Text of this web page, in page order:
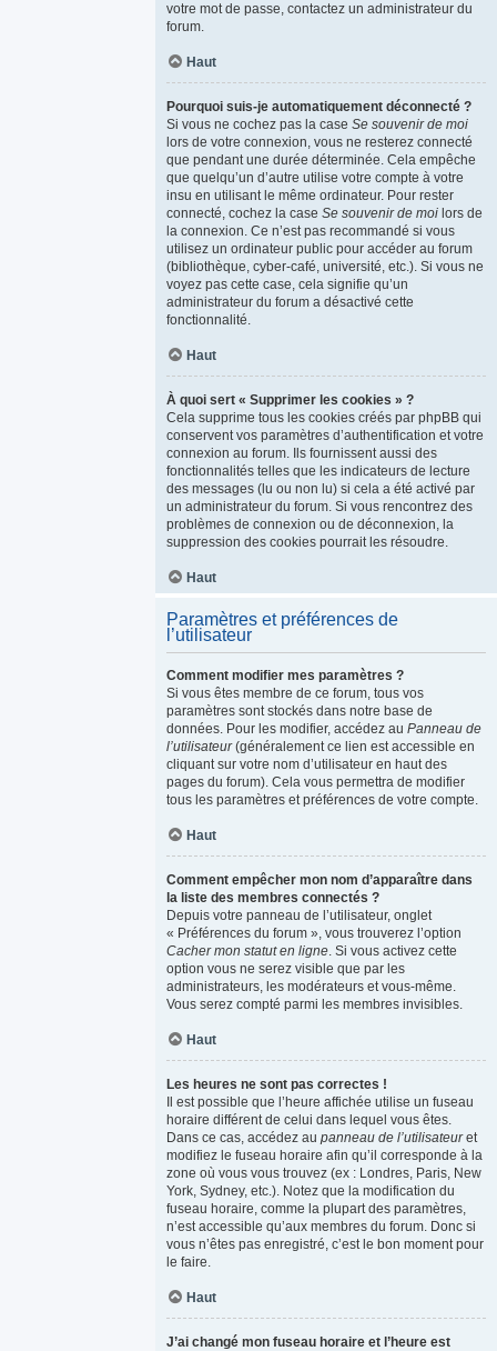
votre mot de passe, contactez un administrateur du
forum.
Haut
Pourquoi suis-je automatiquement déconnecté ?
Si vous ne cochez pas la case Se souvenir de moi
lors de votre connexion, vous ne resterez connecté
que pendant une durée déterminée. Cela empêche
que quelqu’un d’autre utilise votre compte à votre
insu en utilisant le même ordinateur. Pour rester
connecté, cochez la case Se souvenir de moi lors de
la connexion. Ce n’est pas recommandé si vous
utilisez un ordinateur public pour accéder au forum
(bibliothèque, cyber-café, université, etc.). Si vous ne
voyez pas cette case, cela signifie qu’un
administrateur du forum a désactivé cette
fonctionnalité.
Haut
À quoi sert « Supprimer les cookies » ?
Cela supprime tous les cookies créés par phpBB qui
conservent vos paramètres d’authentification et votre
connexion au forum. Ils fournissent aussi des
fonctionnalités telles que les indicateurs de lecture
des messages (lu ou non lu) si cela a été activé par
un administrateur du forum. Si vous rencontrez des
problèmes de connexion ou de déconnexion, la
suppression des cookies pourrait les résoudre.
Haut
Paramètres et préférences de
l’utilisateur
Comment modifier mes paramètres ?
Si vous êtes membre de ce forum, tous vos
paramètres sont stockés dans notre base de
données. Pour les modifier, accédez au Panneau de
l’utilisateur(généralement ce lien est accessible en
cliquant sur votre nom d’utilisateur en haut des
pages du forum). Cela vous permettra de modifier
tous les paramètres et préférences de votre compte.
Haut
Comment empêcher mon nom d’apparaître dans
la liste des membres connectés ?
Depuis votre panneau de l’utilisateur, onglet
« Préférences du forum », vous trouverez l’option
Cacher mon statut en ligne. Si vous activez cette
option vous ne serez visible que par les
administrateurs, les modérateurs et vous-même.
Vous serez compté parmi les membres invisibles.
Haut
Les heures ne sont pas correctes !
Il est possible que l’heure affichée utilise un fuseau
horaire différent de celui dans lequel vous êtes.
Dans ce cas, accédez au panneau de l’utilisateuret
modifiez le fuseau horaire afin qu’il corresponde à la
zone où vous vous trouvez (ex : Londres, Paris, New
York, Sydney, etc.). Notez que la modification du
fuseau horaire, comme la plupart des paramètres,
n’est accessible qu’aux membres du forum. Donc si
vous n’êtes pas enregistré, c’est le bon moment pour
le faire.
Haut
J’ai changé mon fuseau horaire et l’heure est